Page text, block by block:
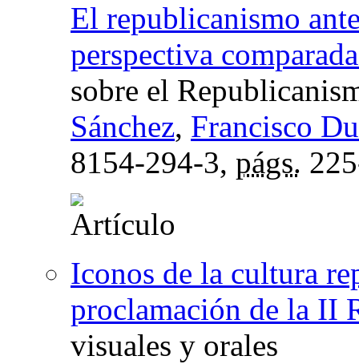
El republicanismo
perspectiva
sobre el
Sánchez, Francisco
8154-294-3, págs.
Iconos de la cultura
proclamación de la II
visuales y orales